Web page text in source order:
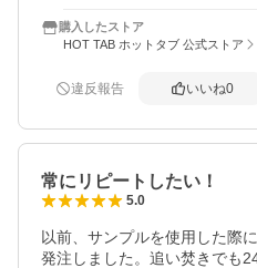
購入したストア
HOT TAB ホットタブ 公式ストア
違反報告 いいね0
常にリピートしたい！
5.0
以前、サンプルを使用した際
発注しました。追い焚きでも